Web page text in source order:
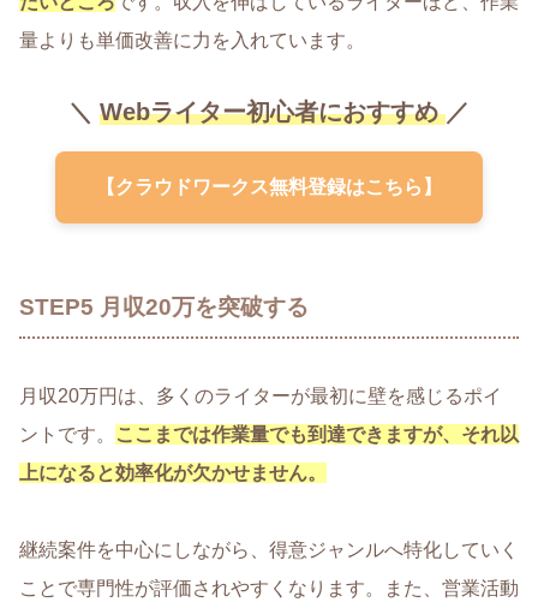
量よりも単価改善に力を入れています。
＼ Webライター初心者におすすめ／
【クラウドワークス無料登録はこちら】
STEP5 月収20万を突破する
月収20万円は、多くのライターが最初に壁を感じるポイ
ントです。
ここまでは作業量でも到達できますが、それ以
上になると効率化が欠かせません。
継続案件を中心にしながら、得意ジャンルへ特化していく
ことで専門性が評価されやすくなります。また、営業活動